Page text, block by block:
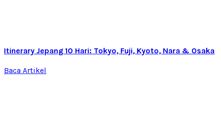
Itinerary Jepang 10 Hari: Tokyo, Fuji, Kyoto, Nara & Osaka
Baca Artikel